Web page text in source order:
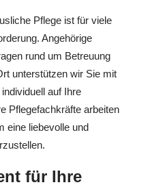
Pflege ist für viele
Angehörige
rund um Betreuung
unterstützen wir Sie mit
auf Ihre
Pflegefachkräfte arbeiten
eine liebevolle und
für Ihre